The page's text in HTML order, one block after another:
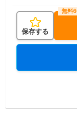
保存する